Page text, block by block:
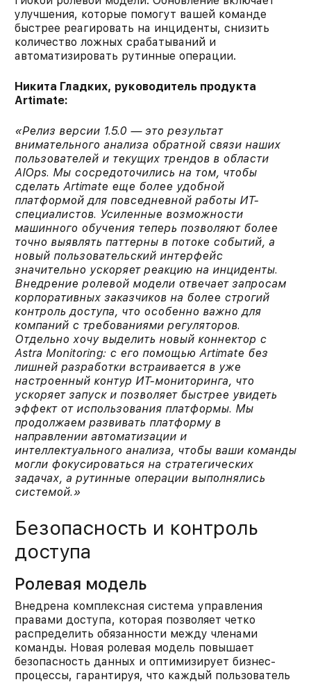
улучшения, которые помогут вашей команде
быстрее реагировать на инциденты, снизить
количество ложных срабатываний и
автоматизировать рутинные операции.​
Никита Гладких, руководитель продукта
Artimate:
«Релиз версии 1.5.0 — это результат
внимательного анализа обратной связи наших
пользователей и текущих трендов в области
AIOps. Мы сосредоточились на том, чтобы
сделать Artimate еще более удобной
платформой для повседневной работы ИТ-
специалистов. Усиленные возможности
машинного обучения теперь позволяют более
точно выявлять паттерны в потоке событий, а
новый пользовательский интерфейс
значительно ускоряет реакцию на инциденты.
Внедрение ролевой модели отвечает запросам
корпоративных заказчиков на более строгий
контроль доступа, что особенно важно для
компаний с требованиями регуляторов.
Отдельно хочу выделить новый коннектор с
Astra Monitoring: с его помощью Artimate без
лишней разработки встраивается в уже
настроенный контур ИТ-мониторинга, что
ускоряет запуск и позволяет быстрее увидеть
эффект от использования платформы. Мы
продолжаем развивать платформу в
направлении автоматизации и
интеллектуального анализа, чтобы ваши команды
могли фокусироваться на стратегических
задачах, а рутинные операции выполнялись
системой.»
Безопасность и контроль
доступа
Ролевая модель
Внедрена комплексная система управления
правами доступа, которая позволяет четко
распределить обязанности между членами
команды. Новая ролевая модель повышает
безопасность данных и оптимизирует бизнес-
процессы, гарантируя, что каждый пользователь